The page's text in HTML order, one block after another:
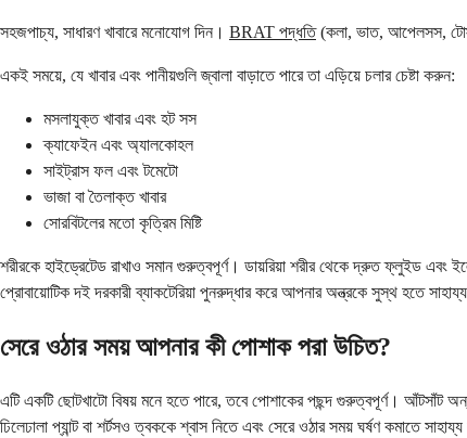
সহজপাচ্য, সাধারণ খাবারে মনোযোগ দিন। BRAT পদ্ধতি(কলা, ভাত, আপেলসস,
একই সময়ে, যে খাবার এবং পানীয়গুলি জ্বালা বাড়াতে পারে তা এড়িয়ে চলার চেষ্টা করুন:
মসলাযুক্ত খাবার এবং হট সস
ক্যাফেইন এবং অ্যালকোহল
সাইট্রাস ফল এবং টমেটো
ভাজা বা তৈলাক্ত খাবার
সোরবিটলের মতো কৃত্রিম মিষ্টি
শরীরকে হাইড্রেটেড রাখাও সমান গুরুত্বপূর্ণ। ডায়রিয়া শরীর থেকে দ্রুত ফ্লুইড এবং
প্রোবায়োটিক দই দরকারী ব্যাকটেরিয়া পুনরুদ্ধার করে আপনার অন্ত্রকে সুস্থ হতে
সেরে ওঠার সময় আপনার কী পোশাক পরা উচিত?
এটি একটি ছোটখাটো বিষয় মনে হতে পারে, তবে পোশাকের পছন্দ গুরুত্বপূর্ণ। আঁটসাঁট
ঢিলেঢালা প্যান্ট বা শর্টসও ত্বককে শ্বাস নিতে এবং সেরে ওঠার সময় ঘর্ষণ কমাতে